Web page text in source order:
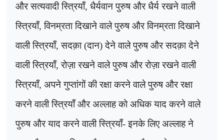
और सत्यवादी स्त्रियाँ, धैर्यवान पुरुष और धैर्य रखने वाली
स्त्रियाँ,विनम्रता दिखाने वाले पुरुष और विनम्रता दिखाने
वाली स्त्रियाँ,सदक़ा (दान) देने वाले पुरुष और सदक़ा देने
वाली स्त्रियाँ,रोज़ा रखने वाले पुरुष और रोज़ा रखने वाली
स्त्रियाँ, अपने गुप्तांगों की रक्षा करने वाले पुरुष और रक्षा
करने वाली स्त्रियाँ और अल्लाह को अधिक याद करने वाले
पुरुष और याद करने वाली स्त्रियाँ- इनके लिए अल्लाह ने